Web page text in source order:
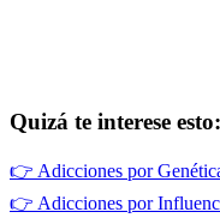
Quizá te interese esto:
👉 Adicciones por
👉 Adicciones por